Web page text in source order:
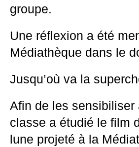
groupe.
Une réflexion a été
Médiathèque dans le
Jusqu’où va la
Afin de les sensibiliser
classe a étudié le film
lune projeté à la